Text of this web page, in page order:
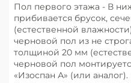
Пол первого этажа - В
прибивается брусок,
(естественной
черновой пол из не
толщиной 20 мм
черновой пол
«Изоспан А» (или